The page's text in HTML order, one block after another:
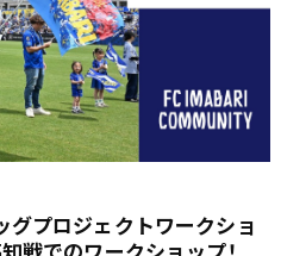
グプロジェクトワークショ
戦でのワークショップ！